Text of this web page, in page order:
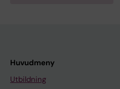
Huvudmeny
Utbildning